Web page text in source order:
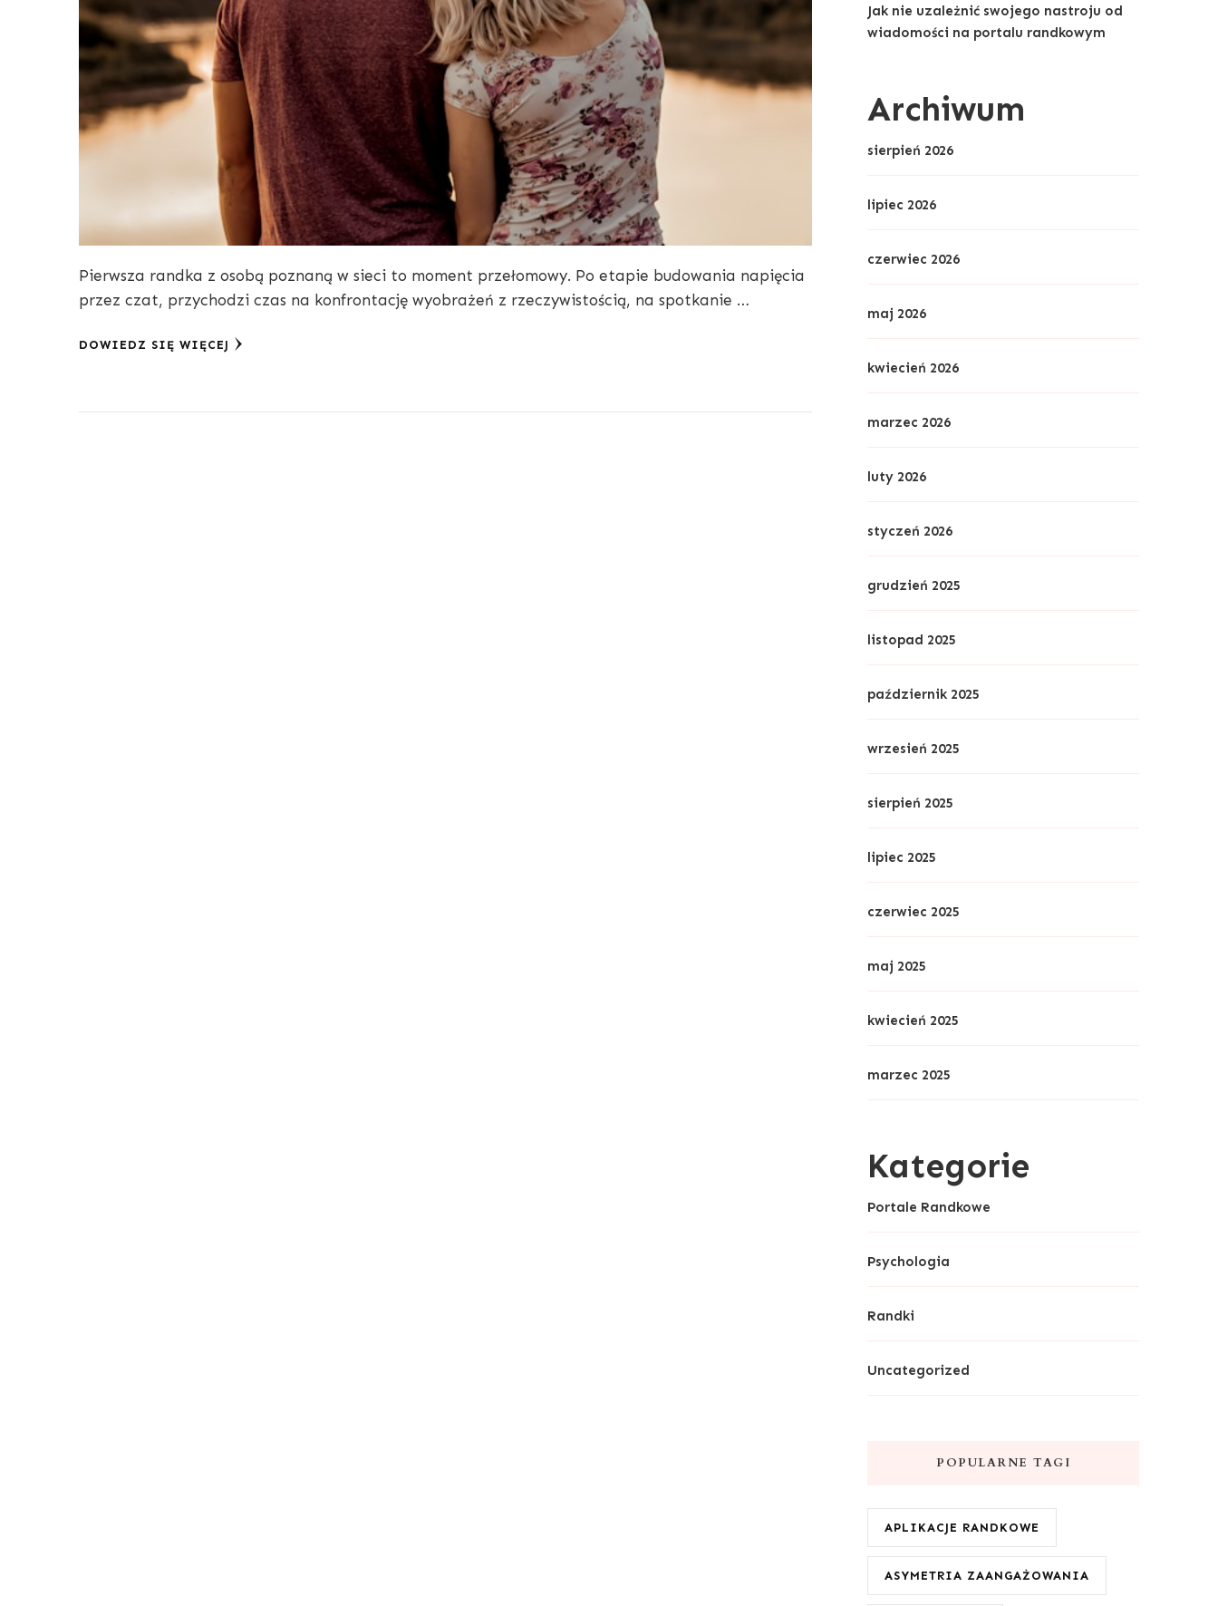
Pierwsza randka z osobą poznaną w sieci to moment przełomowy. Po etapie budowania napięcia
przez czat, przychodzi czas na konfrontację wyobrażeń z rzeczywistością, na spotkanie …
DOWIEDZ SIĘ WIĘCEJ
Jak nie uzależnić swojego nastroju od
wiadomości na portalu randkowym
Archiwum
sierpień 2026
lipiec 2026
czerwiec 2026
maj 2026
kwiecień 2026
marzec 2026
luty 2026
styczeń 2026
grudzień 2025
listopad 2025
październik 2025
wrzesień 2025
sierpień 2025
lipiec 2025
czerwiec 2025
maj 2025
kwiecień 2025
marzec 2025
Kategorie
Portale Randkowe
Psychologia
Randki
Uncategorized
POPULARNE TAGI
APLIKACJE RANDKOWE
ASYMETRIA ZAANGAŻOWANIA